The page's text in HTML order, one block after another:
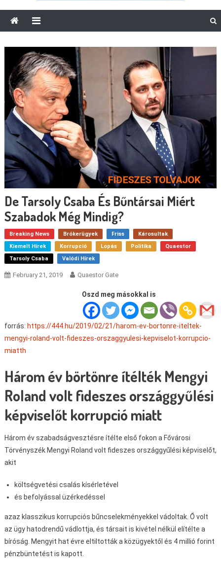
De Tarsoly Csaba És Bűntársai Miért
Szabadok Még Mindig?
Breaking News Brókerügyek Friss
Károsultak
Kiemelt Hírek
Korrupció Lopás Politika
Quaestor
Tarsoly Csaba
Valódi Hírek
February 21, 2019 Quaestor Gate
Oszd meg másokkal is
forrás: https://444.hu/2019/02/21/harom-ev-bortonre-iteltek-
mengyi-roland-volt-fideszes-orszaggyulesi-kepviselot-korrupcio-
miatth
Három év börtönre ítélték Mengyi
Roland volt fideszes országgyűlési
képviselőt korrupció miatt
Három év szabadságvesztésre ítélte első fokon a Fővárosi
Törvényszék Mengyi Roland volt fideszes országgyűlési képviselőt,
akit
költségvetési csalás kísérletével
és befolyással üzérkedéssel
azaz klasszikus korrupciós bűncselekményekkel vádoltak. Ő volt
az ügy hatodrendű vádlottja, és társait is kivétel nélkül elítélte a
bíróság. Mengyit hat évre eltiltották a közügyektől és 4 millió forint
pénzbüntetést is kapott.